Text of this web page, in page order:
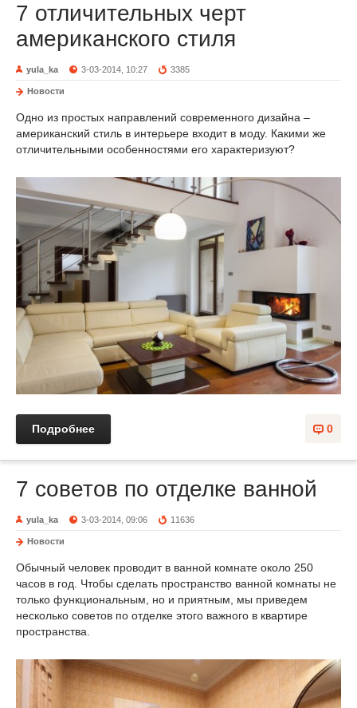
7 отличительных черт
американского стиля
yula_ka 3-03-2014, 10:27 3385
Новости
Одно из простых направлений современного дизайна –
американский стиль в интерьере входит в моду. Какими же
отличительными особенностями его характеризуют?
0
Подробнее
7 советов по отделке ванной
yula_ka 3-03-2014, 09:06 11636
Новости
Обычный человек проводит в ванной комнате около 250
часов в год. Чтобы сделать пространство ванной комнаты не
только функциональным, но и приятным, мы приведем
несколько советов по отделке этого важного в квартире
пространства.